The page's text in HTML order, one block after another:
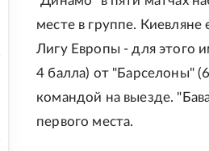
месте в группе.
Лигу Европы - для этого
4 балла) от "Барселоны"
командой на выезде.
первого места.